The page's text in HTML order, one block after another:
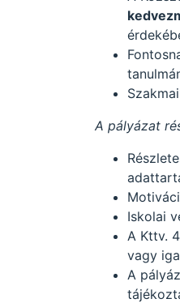
A pályázat
Iskolai
A Kttv.
vagy
A